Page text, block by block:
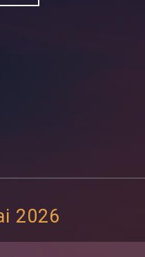
2026